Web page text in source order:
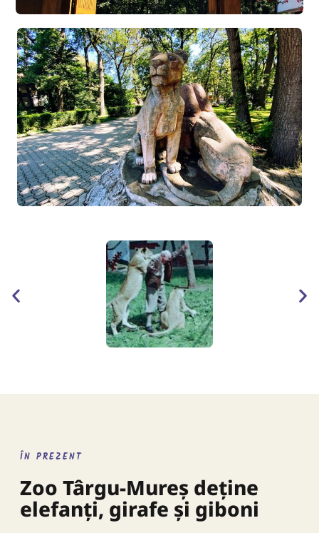
ÎN PREZENT
Zoo Târgu-Mureș deține
elefanți, girafe și giboni